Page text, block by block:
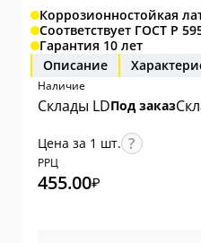
Коррозионностойкая
Соответствует ГОСТ Р
Гарантия 10 лет
Описание
Наличие
Склады LDПод заказ
Цена за 1 шт.
РРЦ
455.00₽